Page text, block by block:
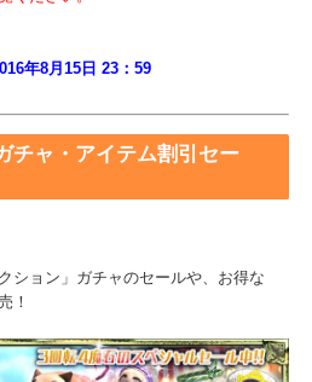
シャル仕様で登場！
対象期間日の23：59：59 にリセットさ
覧ください。
年8月15日 23：59
チャ・アイテム割引セー